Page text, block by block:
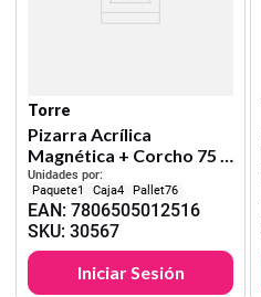
Torre
Pizarra Acrílica
Magnética + Corcho 75 x
120 cm
Unidades por:
1
4 76
EAN:7806505012516
SKU:30567
Iniciar Sesión